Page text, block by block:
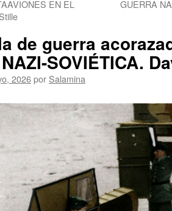
EN EL
GUERRA
de guerra
SOVIÉTICA.
2026por Salamina